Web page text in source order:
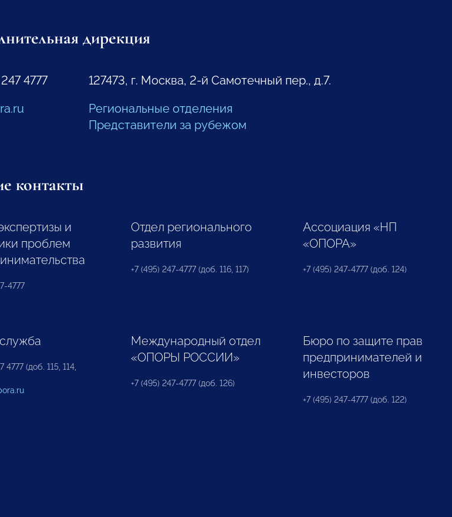
дирекция
4777
127473, г. Москва, 2-й Самотечный пер., д.7.
Региональные отделения
Представители за рубежом
контакты
и
проблем
4777
Отдел регионального
развития
+7 (495) 247-4777 (доб. 116, 117)
Ассоциация «НП
«ОПОРА»
+7 (495) 247-4777 (доб. 124)
4777 (доб. 115, 114,
Международный отдел
«ОПОРЫ РОССИИ»
+7 (495) 247-4777 (доб. 126)
Бюро по защите прав
предпринимателей и
инвесторов
+7 (495) 247-4777 (доб. 122)